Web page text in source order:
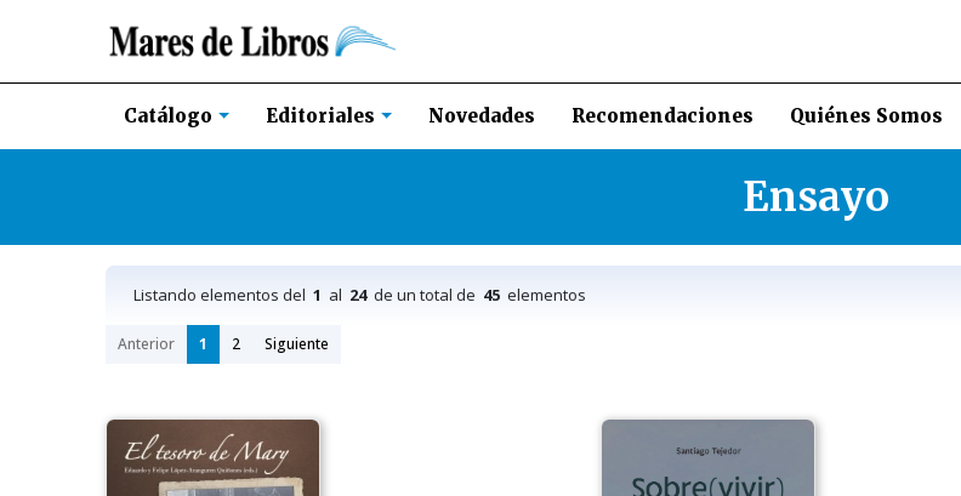
Catálogo Editoriales Novedades Recomendaciones Quiénes Somos
Ensayo
Listando elementos del 1 al 24de un total de 45 elementos
Anterior 1 2 Siguiente